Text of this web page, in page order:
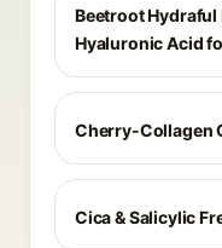
Beetroot Hydraful
Hyaluronic Acid
Cherry-Collagen
Cica & Salicylic